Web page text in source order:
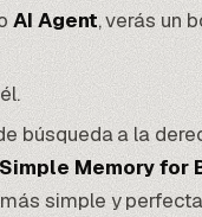
AI Agent, verás un
búsqueda a la
Simple Memory for
simple y